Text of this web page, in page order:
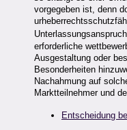
vorgegeben ist, denn
erforderliche
Ausgestaltung oder
Besonderheiten
Nachahmung auf
Marktteilnehmer und
Entscheidung